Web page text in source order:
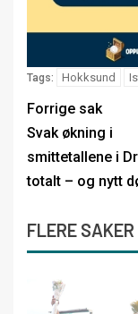
Tags: Hokksund
Forrige sak
Svak økning i
smittetallene i
totalt – og nytt
FLERE SAKER